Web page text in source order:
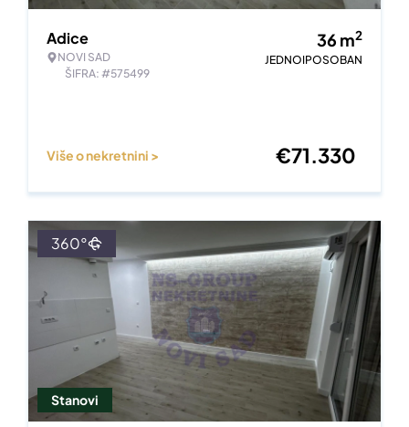
Adice
NOVI SAD
ŠIFRA: #575499
36 m2
JEDNOIPOSOBAN
Više o nekretnini > €71.330
Stanovi
360°